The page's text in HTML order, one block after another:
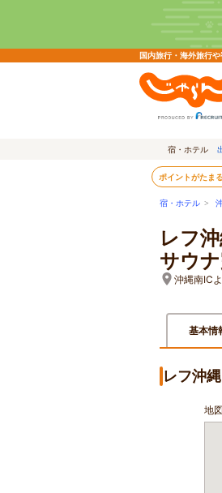
国内旅行・海外旅行
宿・ホテル
ポイントがたま
宿・ホテル >
レフ
サウナ
沖縄南IC
基本情
レフ沖
地